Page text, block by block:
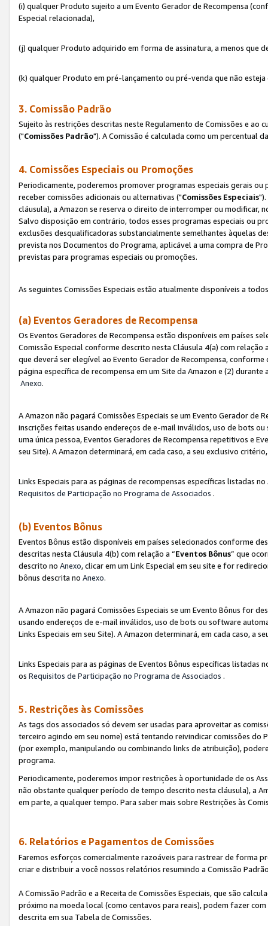
(i) qualquer Produto sujeito a um Evento Gerador de Recompensa
Especial relacionada),
(j) qualquer Produto adquirido em forma de assinatura, a menos que
(k) qualquer Produto em pré-lançamento ou pré-venda que não
3. Comissão Padrão
Sujeito às restrições descritas neste Regulamento de Comissões e ao
("Comissões Padrão"). A Comissão é calculada como um percentual
4. Comissões Especiais ou Promoções
Periodicamente, poderemos promover programas especiais gerais
receber comissões adicionais ou alternativas ("Comissões Especiais
cláusula), a Amazon se reserva o direito de interromper ou
Salvo disposição em contrário, todos esses programas especiais ou
exclusões desqualificadoras substancialmente semelhantes àquelas
prevista nos Documentos do Programa, aplicável a uma compra de
previstas para programas especiais ou promoções.
As seguintes Comissões Especiais estão atualmente disponíveis a
(a) Eventos Geradores de Recompensa
Os Eventos Geradores de Recompensa estão disponíveis em países
Comissão Especial conforme descrito nesta Cláusula 4(a) com relação
que deverá ser elegível ao Evento Gerador de Recompensa,
página específica de recompensa em um Site da Amazon e (2)
Anexo.
A Amazon não pagará Comissões Especiais se um Evento Gerador
inscrições feitas usando endereços de e-mail inválidos, uso de bots
uma única pessoa, Eventos Geradores de Recompensa repetitivos e
seu Site). A Amazon determinará, em cada caso, a seu exclusivo
Links Especiais para as páginas de recompensas específicas listadas no
Requisitos de Participação no Programa de Associados .
(b) Eventos Bônus
Eventos Bônus estão disponíveis em países selecionados conforme
descritas nesta Cláusula 4(b) com relação a “Eventos Bônus” que
descrito no Anexo, clicar em um Link Especial em seu site e for
bônus descrita no Anexo.
A Amazon não pagará Comissões Especiais se um Evento Bônus for
usando endereços de e-mail inválidos, uso de bots ou software
Links Especiais em seu Site). A Amazon determinará, em cada caso, a
Links Especiais para as páginas de Eventos Bônus específicas listadas
os Requisitos de Participação no Programa de Associados .
5. Restrições às Comissões
As tags dos associados só devem ser usadas para aproveitar as
terceiro agindo em seu nome) está tentando reivindicar comissões
(por exemplo, manipulando ou combinando links de atribuição),
programa.
Periodicamente, poderemos impor restrições à oportunidade de os
não obstante qualquer período de tempo descrito nesta cláusula), a
em parte, a qualquer tempo. Para saber mais sobre Restrições às
6. Relatórios e Pagamentos de Comissões
Faremos esforços comercialmente razoáveis para rastrear de forma
criar e distribuir a você nossos relatórios resumindo a Comissão
A Comissão Padrão e a Receita de Comissões Especiais, que são
próximo na moeda local (como centavos para reais), podem fazer
descrita em sua Tabela de Comissões.